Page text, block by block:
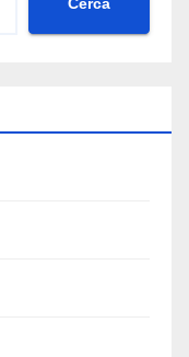
Cerca